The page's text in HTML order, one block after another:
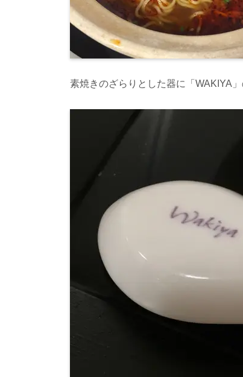
素焼きのざらりとした器に「WAKIYA